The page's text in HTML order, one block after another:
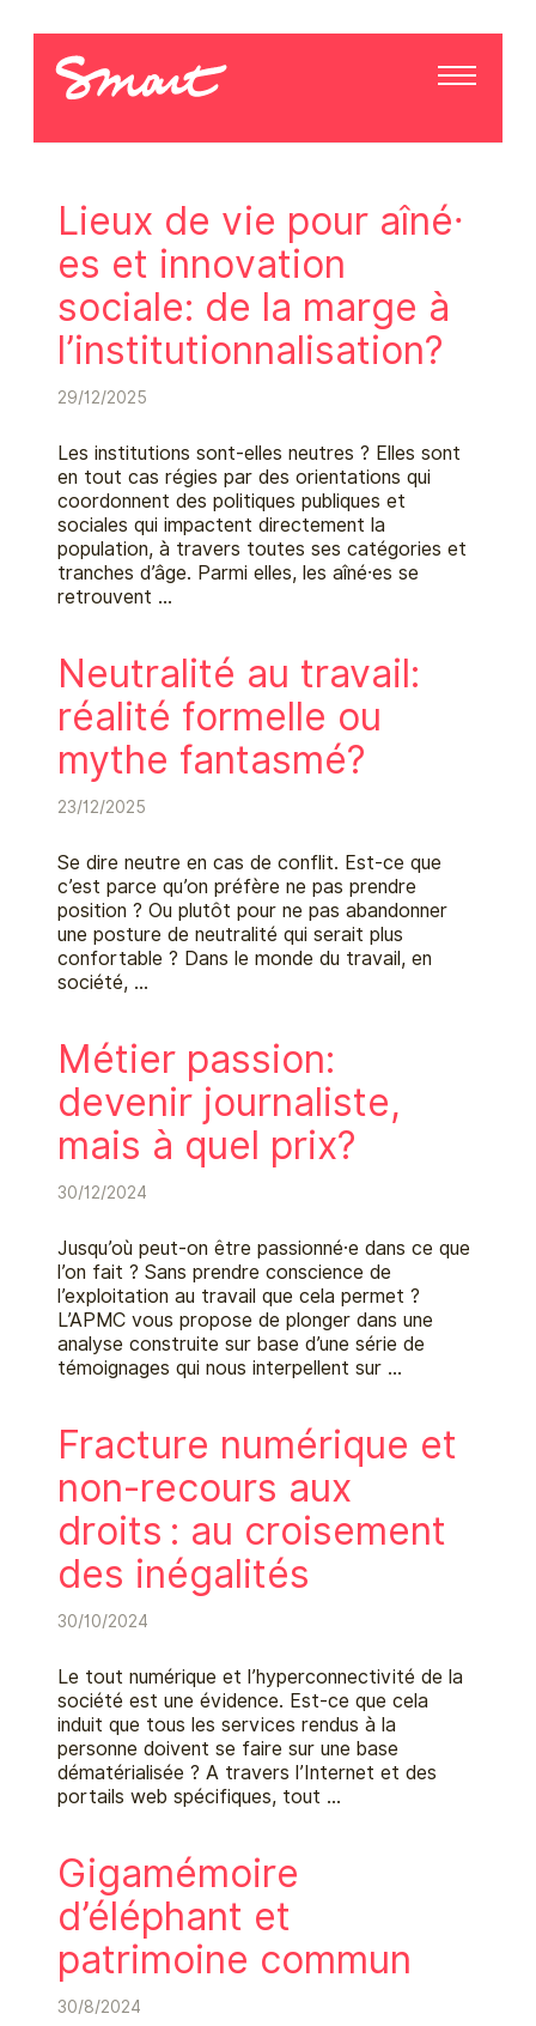
Lieux de vie pour aîné⸱
es et innovation
sociale: de la marge à
l’institutionnalisation?
29/12/2025
Les institutions sont-elles neutres ? Elles sont
en tout cas régies par des orientations qui
coordonnent des politiques publiques et
sociales qui impactent directement la
population, à travers toutes ses catégories et
tranches d’âge. Parmi elles, les aîné⸱es se
retrouvent …
Neutralité au travail:
réalité formelle ou
mythe fantasmé?
23/12/2025
Se dire neutre en cas de conflit. Est-ce que
c’est parce qu’on préfère ne pas prendre
position ? Ou plutôt pour ne pas abandonner
une posture de neutralité qui serait plus
confortable ? Dans le monde du travail, en
société, …
Métier passion:
devenir journaliste,
mais à quel prix?
30/12/2024
Jusqu’où peut-on être passionné·e dans ce que
l’on fait ? Sans prendre conscience de
l’exploitation au travail que cela permet ?
L’APMC vous propose de plonger dans une
analyse construite sur base d’une série de
témoignages qui nous interpellent sur …
Fracture numérique et
non-recours aux
droits : au croisement
des inégalités
30/10/2024
Le tout numérique et l’hyperconnectivité de la
société est une évidence. Est-ce que cela
induit que tous les services rendus à la
personne doivent se faire sur une base
dématérialisée ? A travers l’Internet et des
portails web spécifiques, tout …
Gigamémoire
d’éléphant et
patrimoine commun
30/8/2024